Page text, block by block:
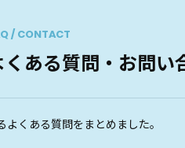
/ CONTACT
くある質問・お問い
くある質問をまとめました。